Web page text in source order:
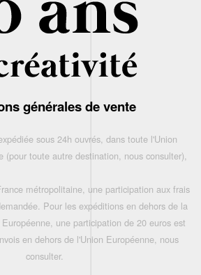
générales de vente
sous 24h ouvrés, dans toute l'Union
(pour toute autre destination, nous consulter),
métropolitaine, une participation aux frais
Pour les expéditions en dehors de la
une participation de 20 euros est
en dehors de l'Union Européenne, nous
consulter.